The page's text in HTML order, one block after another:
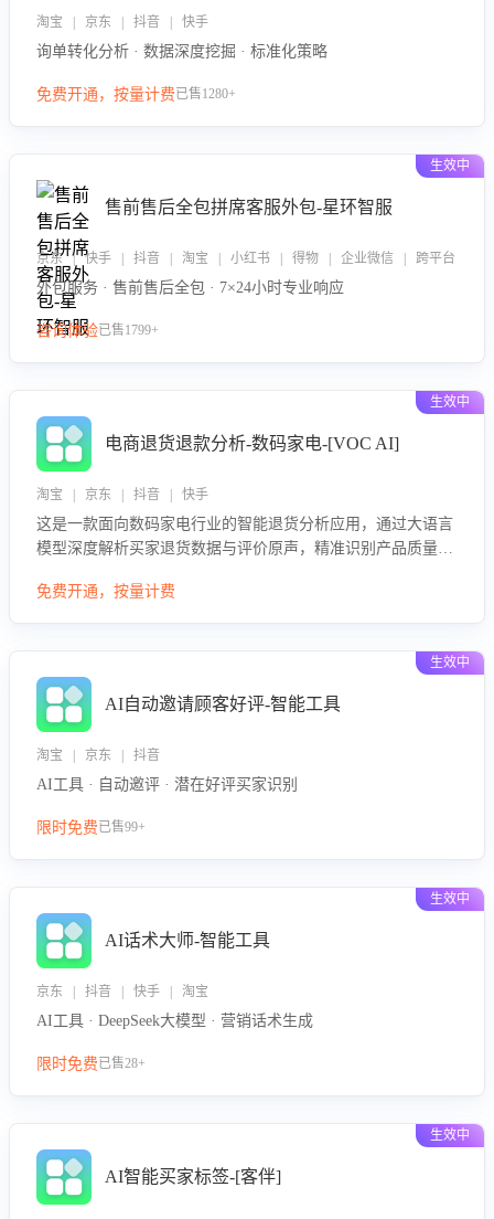
淘宝 | 京东 | 抖音 | 快手
询单转化分析 · 数据深度挖掘 · 标准化策略
免费开通，按量计费已售1280+
生效中
售前售后全包拼席客服外包-星环智服
京东 | 快手 | 抖音 | 淘宝 | 小红书 | 得物 | 企业微信 | 跨平台
外包服务 · 售前售后全包 · 7×24小时专业响应
咨询体验已售1799+
生效中
电商退货退款分析-数码家电-[VOC AI]
淘宝 | 京东 | 抖音 | 快手
这是一款面向数码家电行业的智能退货分析应用，通过大语言
模型深度解析买家退货数据与评价原声，精准识别产品质量、
议，通过挖掘用户痛点驱动产品迭代，从根本上降低退货率，
免费开通，按量计费
生效中
AI自动邀请顾客好评-智能工具
淘宝 | 京东 | 抖音
AI工具 · 自动邀评 · 潜在好评买家识别
限时免费已售99+
生效中
AI话术大师-智能工具
京东 | 抖音 | 快手 | 淘宝
AI工具 · DeepSeek大模型 · 营销话术生成
限时免费已售28+
生效中
AI智能买家标签-[客伴]